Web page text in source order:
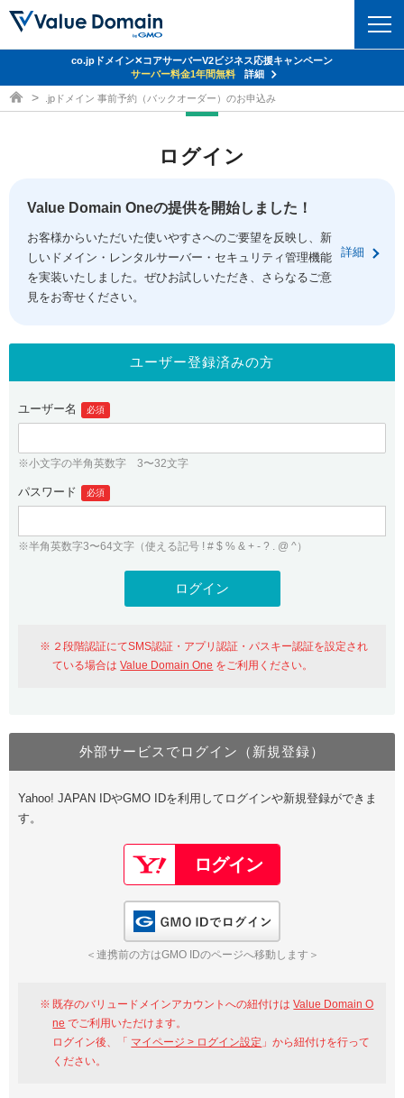
ドメイントップ
ドメイン移管
ドメイン価格一覧
ドメイン一括検索
.jpドメインオークション
gTLDオークション NEW!
.jpドメインバックオーダー
プレミアムドメイン
人気ドメインの種類
WHOIS検索
コアサーバー
バリューサーバー
XREA
セキュリティトップ
Value Domain ネットde診断
SSL証明書
サービストップ
お得意様割引
紹介制度
バリュードメインAPI
ドメイン・ホスティングOEM
facebook
ログイン
従来のバリュードメインをご利用希望の方
Value Domainにログイン
おすすめ One レンタルサーバーを含む最新の機能を使う方
Value Domain Oneにログイン
Google
GMO ID Amazon
※AmazonはValue Domain Oneのログイン画面へ遷移します
ユーザー登録
Value Domain Oneアカウント作成
以下でも登録可能
Google Yahoo!
GMO ID
co.jpドメイン✕コアサーバーV2ビジネス応援キャンペーン
サーバー料金1年間無料
詳細
ドメイン取得ならバリュードメイン
.jpドメイン 事前予約（バックオーダー）のお申込み
ログイン
Value Domain Oneの提供を開始しました！
お客様からいただいた使いやすさへのご要望を反映し、新
しいドメイン・レンタルサーバー・セキュリティ管理機能
を実装いたしました。ぜひお試しいただき、さらなるご意
見をお寄せください。
詳細
ユーザー登録済みの方
ユーザー名 必須
※小文字の半角英数字 3〜32文字
パスワード 必須
※半角英数字3〜64文字（使える記号 ! # $ % & + - ? . @ ^）
２段階認証にてSMS認証・アプリ認証・パスキー認証を設定され
ている場合はValue Domain One をご利用ください。
外部サービスでログイン（新規登録）
Yahoo! JAPAN IDやGMO IDを利用してログインや新規登録ができま
す。
＜連携前の方はGMO IDのページへ移動します＞
既存のバリュードメインアカウントへの紐付けはValue Domain O
ne でご利用いただけます。
ログイン後、「 マイページ > ログイン設定 」から紐付けを行って
ください。